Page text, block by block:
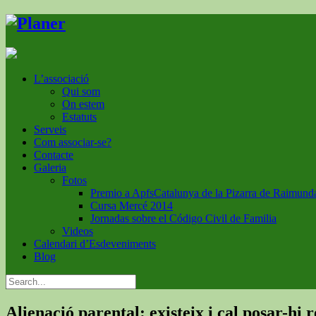
L’associació
Qui som
On estem
Estatuts
Serveis
Com associar-se?
Contacte
Galeria
Fotos
Premio a ApfsCatalunya de la Pizarra de
Cursa Mercé 2014
Jornadas sobre el Código Civil de Familia
Videos
Calendari d’Esdeveniments
Blog
Alienació parental: existeix i cal posar-hi